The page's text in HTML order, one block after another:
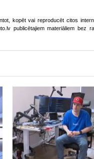
kopēt vai reproducēt citos
publicētajiem materiāliem bez